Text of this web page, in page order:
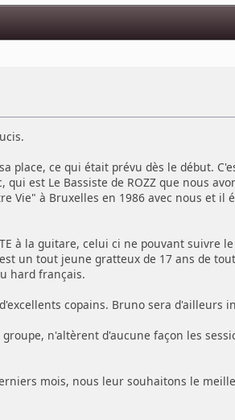
place, ce qui était prévu dès le début.
est Le Bassiste de ROZZ que nous
Vie" à Bruxelles en 1986 avec nous et il
à la guitare, celui ci ne pouvant suivre
un tout jeune gratteux de 17 ans de
hard français.
copains. Bruno sera d'ailleurs
n'altèrent d'aucune façon les
mois, nous leur souhaitons le